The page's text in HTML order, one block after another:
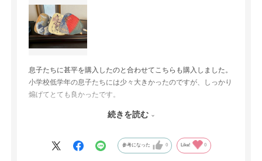
息子たちに甚平を購入したのと合わせてこちらも購入しました。
小学校低学年の息子たちには少々大きかったのですが、しっかり
煽げてとても良かったです。
いアクセントになりました。その日に撮った写真も華やかになり
無料配布のプラスチック製のうちわとは威力が違い、しっかりし
続きを読む
参考になった 0 Like! 0